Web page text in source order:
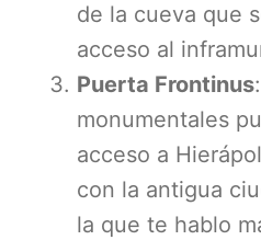
de la cueva que
acceso al
Puerta Frontinus
monumentales
acceso a
con la antigua
la que te hablo